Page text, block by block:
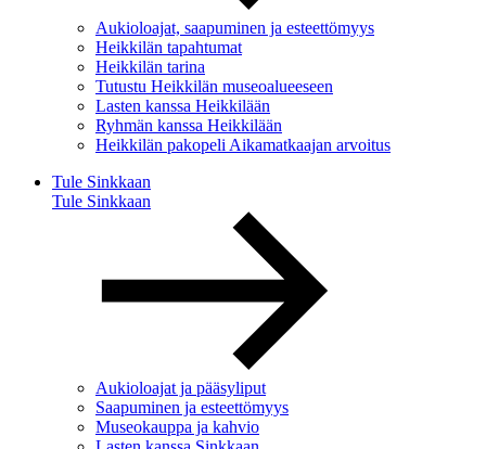
Aukioloajat, saapuminen ja esteettömyys
Heikkilän tapahtumat
Heikkilän tarina
Tutustu Heikkilän museoalueeseen
Lasten kanssa Heikkilään
Ryhmän kanssa Heikkilään
Heikkilän pakopeli Aikamatkaajan arvoitus
Tule Sinkkaan
Tule Sinkkaan
Aukioloajat ja pääsyliput
Saapuminen ja esteettömyys
Museokauppa ja kahvio